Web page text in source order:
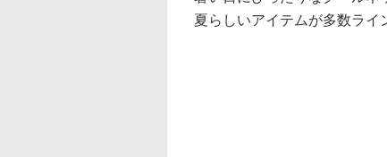
夏らしいアイテムが多数ライ